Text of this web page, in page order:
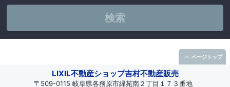
検索
LIXIL不動産ショップ吉村不動産販売
〒509-0115 岐阜県各務原市緑苑南２丁目１７３番地
ページトップ